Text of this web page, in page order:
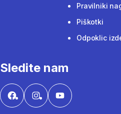
Pravilniki
Piškotki
Odpoklic
Sledite nam